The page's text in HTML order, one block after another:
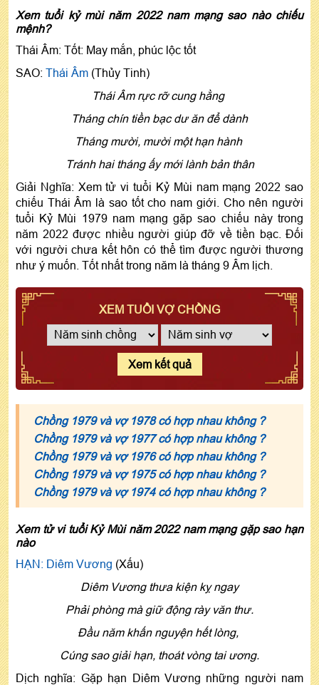
Xem tuổi kỷ mùi năm 2022 nam mạng sao nào chiếu
mệnh?
Thái Âm: Tốt: May mắn, phúc lộc tốt
SAO: Thái Âm (Thủy Tinh)
Thái Âm rực rỡ cung hằng
Tháng chín tiền bạc dư ăn để dành
Tháng mười, mười một hạn hành
Tránh hai tháng ấy mới lành bản thân
Giải Nghĩa: Xem tử vi tuổi Kỷ Mùi nam mạng 2022 sao
chiếu Thái Âm là sao tốt cho nam giới. Cho nên người
tuổi Kỷ Mùi 1979 nam mạng gặp sao chiếu này trong
năm 2022 được nhiều người giúp đỡ về tiền bạc. Đối
với người chưa kết hôn có thể tìm được người thương
như ý muốn. Tốt nhất trong năm là tháng 9 Âm lịch.
XEM TUỔI VỢ CHỒNG
Xem kết quả
Chồng 1979 và vợ 1978 có hợp nhau không ?
Chồng 1979 và vợ 1977 có hợp nhau không ?
Chồng 1979 và vợ 1976 có hợp nhau không ?
Chồng 1979 và vợ 1975 có hợp nhau không ?
Chồng 1979 và vợ 1974 có hợp nhau không ?
Xem tử vi tuổi Kỷ Mùi năm 2022 nam mạng gặp sao hạn
nào
HẠN: Diêm Vương (Xấu)
Diêm Vương thưa kiện kỵ ngay
Phải phòng mà giữ động rày văn thư.
Đầu năm khấn nguyện hết lòng,
Cúng sao giải hạn, thoát vòng tai ương.
Dịch nghĩa: Gặp hạn Diêm Vương những người nam